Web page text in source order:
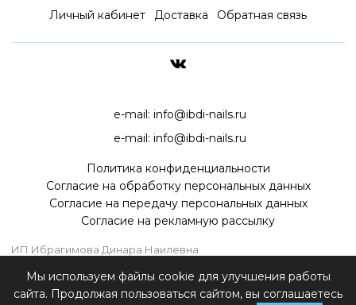
Личный кабинет Доставка Обратная связь
e-mail: info@ibdi-nails.ru
e-mail: info@ibdi-nails.ru
Политика конфиденциальности
Согласие на обработку персональных данных
Согласие на передачу персональных данных
Согласие на рекламную рассылку
ИП Ибрагимова Динара Наилевна
ОГРНИП 315595800070181
Мы используем файлы cookie для улучшения работы
сайта. Продолжая пользоваться сайтом, вы соглашаетесь